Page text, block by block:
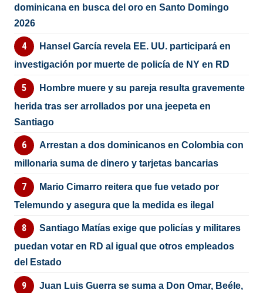
dominicana en busca del oro en Santo Domingo
2026
Hansel García revela EE. UU. participará en
investigación por muerte de policía de NY en RD
Hombre muere y su pareja resulta gravemente
herida tras ser arrollados por una jeepeta en
Santiago
Arrestan a dos dominicanos en Colombia con
millonaria suma de dinero y tarjetas bancarias
Mario Cimarro reitera que fue vetado por
Telemundo y asegura que la medida es ilegal
Santiago Matías exige que policías y militares
puedan votar en RD al igual que otros empleados
del Estado
Juan Luis Guerra se suma a Don Omar, Beéle,